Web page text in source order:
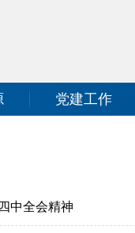
党建工作
中全会精神